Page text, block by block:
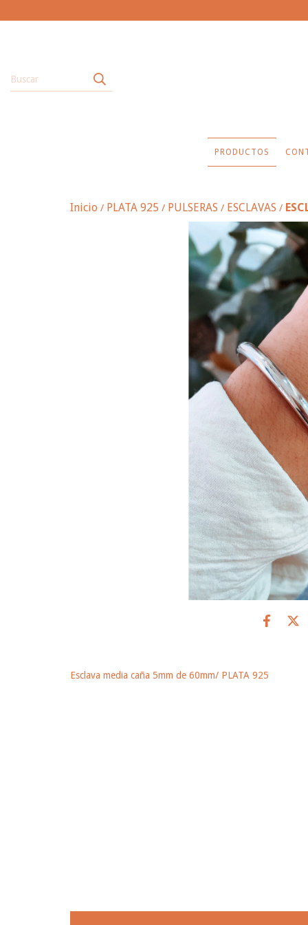
PRODUCTOS
Inicio / PLATA 925 / PULSERAS / ESCLAVAS /
Esclava media caña 5mm de 60mm/ PLATA 925